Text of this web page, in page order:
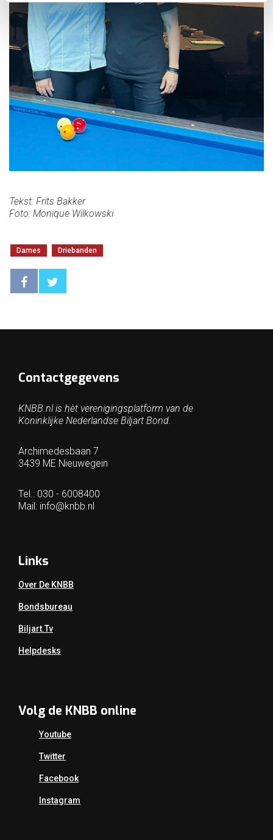
Tekst: Frits Bakker
Foto: Monique Wilkowski
Dames Driebanden
Contactgegevens
KNBB.nl is hèt verenigingsplatform van de
Koninklijke Nederlandse Biljart Bond.
Archimedesbaan 7
3439 ME Nieuwegein
Tel.: 030 - 6008400
Mail: info@knbb.nl
Links
Over De KNBB
Bondsbureau
Biljart.tv
Helpdesks
Volg de KNBB online
Youtube
Twitter
Facebook
Instagram